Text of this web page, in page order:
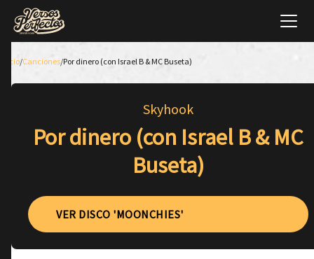
Inicio/Canciones/Por dinero (con Israel B & MC Buseta)
Skyhook
Por dinero (con Israel B & MC
Buseta)
VER DISCO 'MOONCHIES'